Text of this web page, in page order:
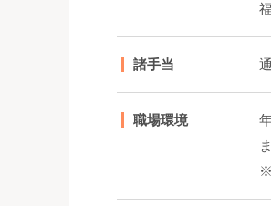
諸手当
職場環境